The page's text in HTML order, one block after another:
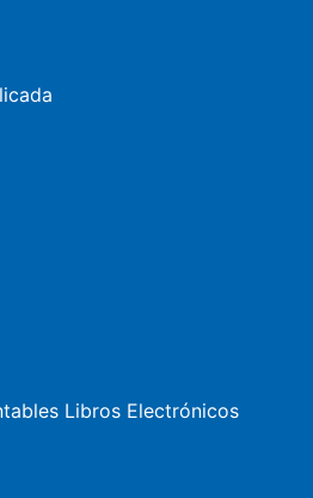
Libros Electrónicos